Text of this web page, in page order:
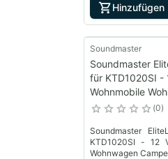
Hinzufügen
Soundmaster
Soundmaster
für KTD1020SI -
Wohnmobile
0
Soundmaster
KTD1020SI - 12
Wohnwagen